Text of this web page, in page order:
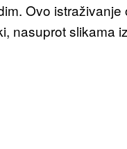
Ovo
nasuprot slikama